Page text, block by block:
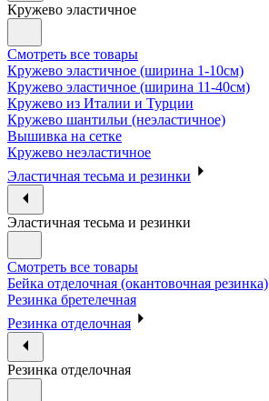
Кружево эластичное
Смотреть все товары
Кружево эластичное (ширина 1-10см)
Кружево эластичное (ширина 11-40см)
Кружево из Италии и Турции
Кружево шантильи (неэластичное)
Вышивка на сетке
Кружево неэластичное
Эластичная тесьма и резинки
Эластичная тесьма и резинки
Смотреть все товары
Бейка отделочная (окантовочная резинка)
Резинка бретелечная
Резинка отделочная
Резинка отделочная